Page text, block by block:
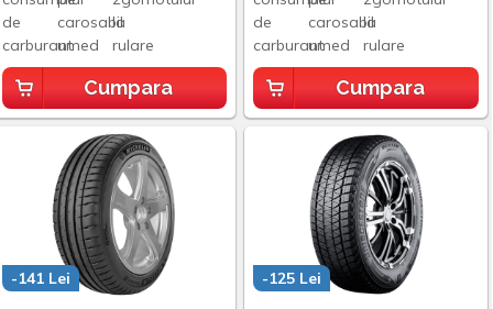
Cumpara Cumpara
-141 Lei -125 Lei